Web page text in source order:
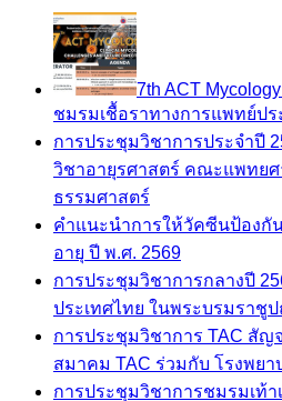
7th ACT
ชมรมเชื้อราทางการแพทย์ปร
การประชุมวิชาการประจำปี
วิชาอายุรศาสตร์ คณะแพทย
ธรรมศาสตร์
คำแนะนำการให้วัคซีนป้องกั
อายุ ปี พ.ศ. 2569
การประชุมวิชาการกลางปี
ประเทศไทย ในพระบรมราชู
การประชุมวิชาการ TAC สัญ
สมาคม TAC ร่วมกับ โรงพย
การประชุมวิชาการชมรมเท้า